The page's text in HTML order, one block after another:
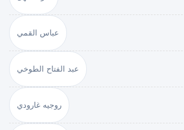
عباس القمي
عبد الفتاح الطوخي
روجيه غارودي